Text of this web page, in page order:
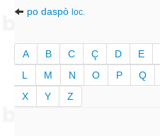
po daspò loc.
A B C Ç D E
L
M N O P Q
X
Y Z